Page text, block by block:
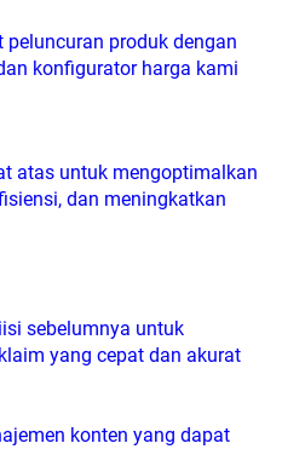
peluncuran produk dengan
konfigurator harga kami
atas untuk mengoptimalkan
dan meningkatkan
sebelumnya untuk
yang cepat dan akurat
konten yang dapat